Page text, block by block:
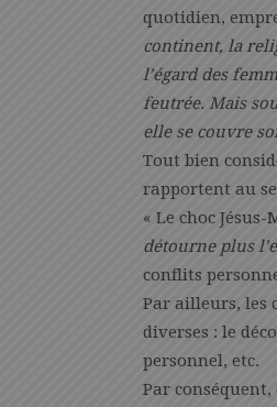
quotidien,
continent, la
l’égard des
feutrée. Mais
elle se couvre
Tout bien
rapportent au
« Le choc
détourne plus
conflits
Par ailleurs, les
diverses : le
personnel, etc.
Par